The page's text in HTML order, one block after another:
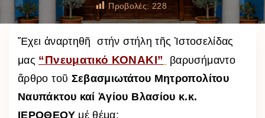
Προβολές: 228
Ἔχει ἀναρτηθῆ στήν στήλη τῆς Ἱστοσελίδας
μας “Πνευματικό ΚΟΝΑΚΙ”
βαρυσήμαντο
ἄρθρο τοῦ Σεβασμιωτάτου Μητροπολίτου
Ναυπάκτου καί Ἁγίου Βλασίου κ.κ.
ΙΕΡΟΘΕΟΥμέ θέμα: